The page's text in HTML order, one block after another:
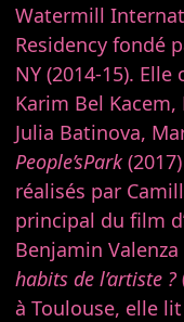
Watermill
Residency fondé
NY (2014-15).
Karim Bel
Julia Batinova,
People’sPark
réalisés par
principal du film
Benjamin Valenza
habits de l’artiste ?
à Toulouse, elle